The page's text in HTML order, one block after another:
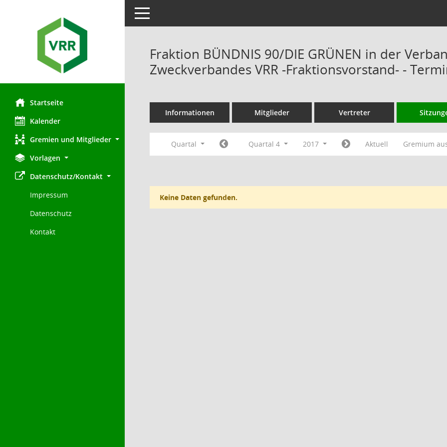
Startseite
Kalender
Gremien und Mitglieder
Vorlagen
Datenschutz/Kontakt
Impressum
Datenschutz
Kontakt
Toggle navigation
Fraktion BÜNDNIS 90/DIE GRÜNEN in der
Zweckverbandes VRR -Fraktionsvorstand- -
Informationen Mitglieder Vertreter
Quartal Quartal 4 2017 Aktuell Gremium
Keine Daten gefunden.